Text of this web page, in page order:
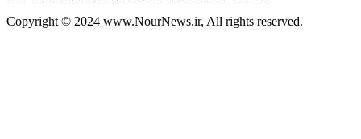
Copyright © 2024 www.NourNews.ir, All rights reserved.